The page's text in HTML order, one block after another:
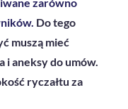
Do tego
muszą mieć
i aneksy do umów.
ryczałtu za